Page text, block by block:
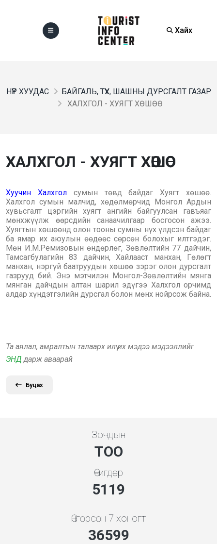
Хайх
НҮҮР ХУУДАС
БАЙГАЛЬ, ТҮҮХ, ШАШНЫ ДУРСГАЛТ ГАЗАР
ХАЛХГОЛ - ХУЯГТ ХӨШӨӨ
ХАЛХГОЛ - ХУЯГТ ХӨШӨӨ
Хуучин Халхголсумын төвд байдаг Хуягт хөшөө.
Халхгол сумын малчид, хөдөлмөрчид Монгол Ардын
хувьсгалт цэргийн хуягт ангийн байгуулсан гавъяаг
мөнхжүүлж өөрсдийн санаачилгаар босгосон ажээ.
Хуягтын хөшөөнд олон тооны сумны нүх үлдсэн байдаг
ба ямар их аюулын өөдөөс сөрсөн болохыг илтгэдэг.
Мөн И.М.Ремизовын өндөрлөг, Зөвлөлтийн 77 дайчин,
Тамсагбулагийн 83 дайчин, Хайлааст манхан, Гөлөгт
манхан, нэргүй баатруудын хөшөө зэрэг олон дурсгалт
газрууд бий. Энэ мэтчилэн Монгол-Зөвлөлтийн мянга
мянган дайчдын алтан шарил эдүгээ Халхгол орчимд
алдар хүндэтгэлийн дурсгал болон мөнх нойрсож байна.
Та аялал, амралтын талаарх илүү их мэдээ мэдээллийг
ЭНД дарж аваарай
Буцах
Зочдын
ТОО
Өчигдөр
5119
Өнгөрсөн 7 хоногт
36599